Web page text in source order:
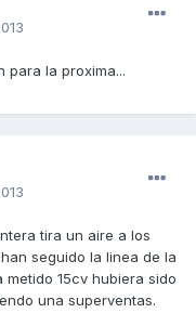
para la proxima...
tira un aire a los
seguido la linea de la
15cv hubiera sido
una superventas.